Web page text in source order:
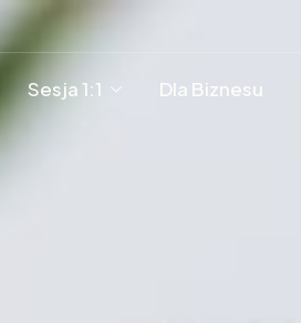
Sesja 1:1 Dla Biznesu